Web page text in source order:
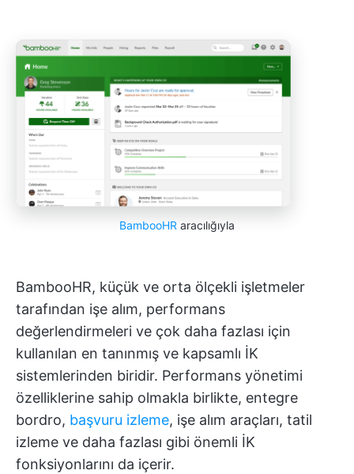
BambooHR aracılığıyla
BambooHR, küçük ve orta ölçekli işletmeler
tarafından işe alım, performans
değerlendirmeleri ve çok daha fazlası için
kullanılan en tanınmış ve kapsamlı İK
sistemlerinden biridir. Performans yönetimi
özelliklerine sahip olmakla birlikte, entegre
bordro, başvuru izleme, işe alım araçları, tatil
izleme ve daha fazlası gibi önemli İK
fonksiyonlarını da içerir.